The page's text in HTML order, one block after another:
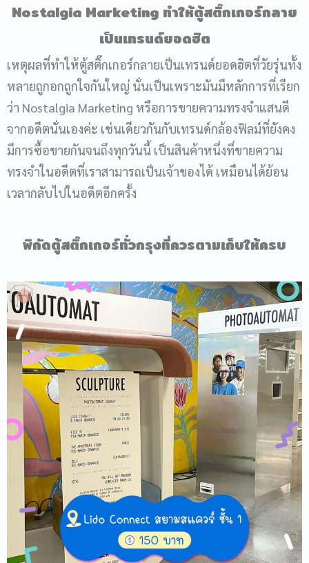
Nostalgia Marketing ทำให้ตู้สติ๊กเกอร์กลาย
เป็นเทรนด์ยอดฮิต
เหตุผลที่ทำให้ตู้สติ๊กเกอร์กลายเป็นเทรนด์ยอดฮิตที่วัยรุ่นทั้ง
หลายถูกอกถูกใจกันใหญ่ นั่นเป็นเพราะมันมีหลักการที่เรียก
ว่า Nostalgia Marketing หรือการขายความทรงจำแสนดี
จากอดีตนั่นเองค่ะ เช่นเดียวกันกับเทรนด์กล้องฟิลม์ที่ยังคง
มีการซื้อขายกันจนถึงทุกวันนี้ เป็นสินค้าหนึ่งที่ขายความ
ทรงจำในอดีตที่เราสามารถเป็นเจ้าของได้ เหมือนได้ย้อน
เวลากลับไปในอดีตอีกครั้ง
พิกัดตู้สติ๊กเกอร์ทั่วกรุงที่ควรตามเก็บให้ครบ